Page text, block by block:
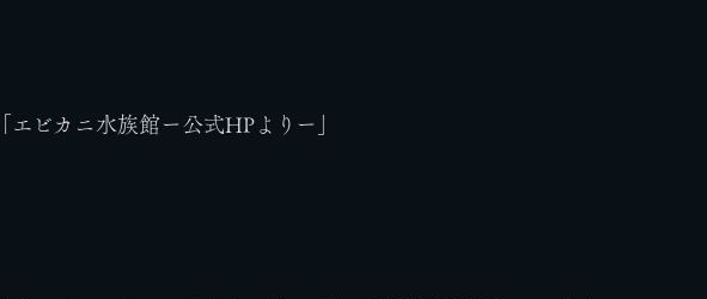
「エビカニ水族館ー公式HPよりー」